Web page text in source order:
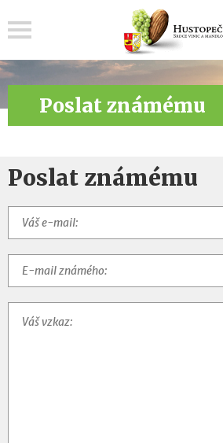
Poslat známému
Poslat známému